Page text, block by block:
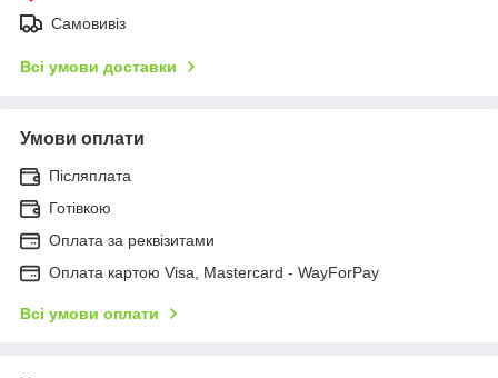
Самовивіз
Всі умови доставки
Умови оплати
Післяплата
Готівкою
Оплата за реквізитами
Оплата картою Visa, Mastercard - WayForPay
Всі умови оплати